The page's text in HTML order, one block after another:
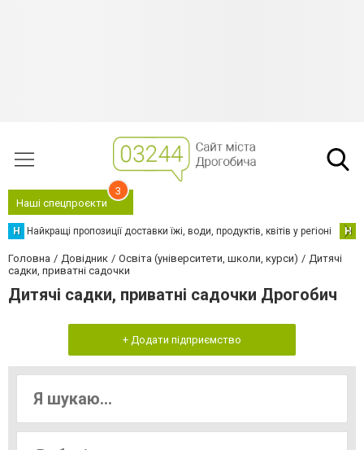
Наші спецпроєкти
3
Н Найкращі пропозиції доставки їжі, води, продуктів, квітів у регіоні Н
Головна Довідник Освіта (університети, школи, курси)
Дитячі
садки, приватні садочки
Дитячі садки, приватні садочки Дрогобич
+ Додати підприємство